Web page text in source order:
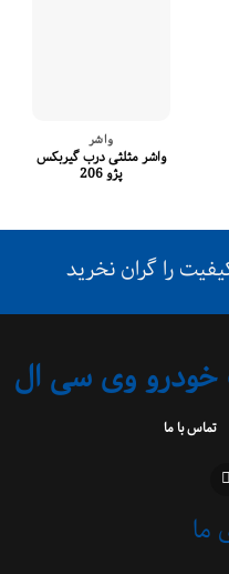
واشر
واشر مثلثی درب گیربکس
پژو 206
را گران نخرید
خودرو وی سی ال
تماس با ما
ما